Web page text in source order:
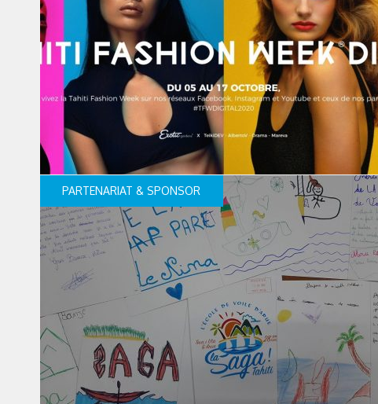
PARTENARIAT & SPONSOR